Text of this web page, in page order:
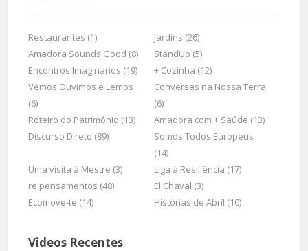
Restaurantes (1)
Jardins (26)
Amadora Sounds Good (8)
StandUp (5)
Encontros Imaginarios (19)
+ Cozinha (12)
Vemos Ouvimos e Lemos
(6)
Conversas na Nossa Terra
(6)
Roteiro do Património (13)
Amadora com + Saúde (13)
Discurso Direto (89)
Somos Todos Europeus
(14)
Uma visita à Mestre (3)
Liga à Resiliência (17)
re pensamentos (48)
El Chaval (3)
Ecomove-te (14)
Histórias de Abril (10)
Videos Recentes